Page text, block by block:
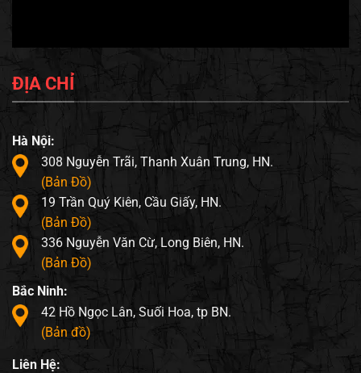
ĐỊA CHỈ
Hà Nội:
308 Nguyễn Trãi, Thanh Xuân Trung, HN.
(Bản Đồ)
19 Trần Quý Kiên, Cầu Giấy, HN.
(Bản Đồ)
336 Nguyễn Văn Cừ, Long Biên, HN.
(Bản Đồ)
Bắc Ninh:
42 Hồ Ngọc Lân, Suối Hoa, tp BN.
(Bản đồ)
Liên Hệ: